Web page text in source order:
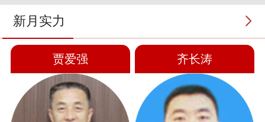
新月实力
贾爱强 齐长涛